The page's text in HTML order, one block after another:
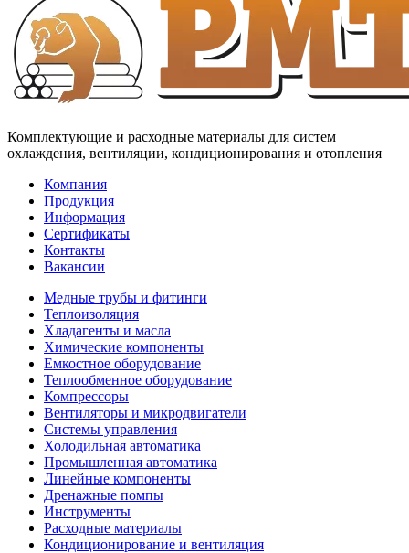
Комплектующие и расходные материалы для систем
охлаждения, вентиляции, кондиционирования и отопления
Компания
Продукция
Информация
Сертификаты
Контакты
Вакансии
Медные трубы и фитинги
Теплоизоляция
Хладагенты и масла
Химические компоненты
Емкостное оборудование
Теплообменное оборудование
Компрессоры
Вентиляторы и микродвигатели
Системы управления
Холодильная автоматика
Промышленная автоматика
Линейные компоненты
Дренажные помпы
Инструменты
Расходные материалы
Кондиционирование и вентиляция